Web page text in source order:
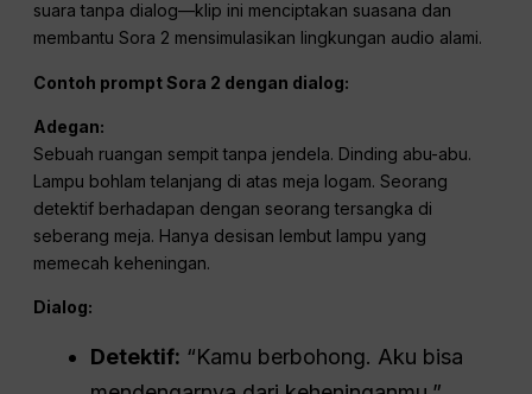
video Anda.
Jaga agar dialog tetap ringkas dan terpisah dari deskripsi
visual. Sebuah adegan berdurasi 4 detik biasanya cukup.
1–2 baris pendek. Untuk adegan dengan banyak karakter,
tandai dengan jelas setiap pembicara.
suara tanpa dialog—klip ini menciptakan suasana dan
membantu Sora 2 mensimulasikan lingkungan audio alami.
Contoh prompt Sora 2 dengan dialog: